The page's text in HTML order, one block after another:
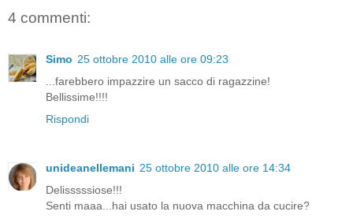
4 commenti:
Simo 25 ottobre 2010 alle ore 09:23
...farebbero impazzire un sacco di ragazzine!
Bellissime!!!!
Rispondi
unideanellemani 25 ottobre 2010 alle ore 14:34
Delisssssiose!!!
Senti maaa...hai usato la nuova macchina da cucire?